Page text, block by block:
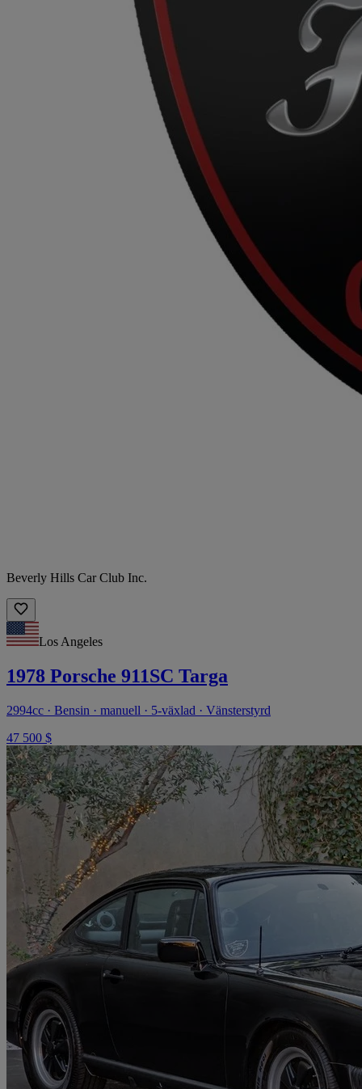
Beverly Hills Car Club Inc.
Los Angeles
1978 Porsche 911SC Targa
2994cc · Bensin · manuell · 5-växlad · Vänsterstyrd
47 500 $